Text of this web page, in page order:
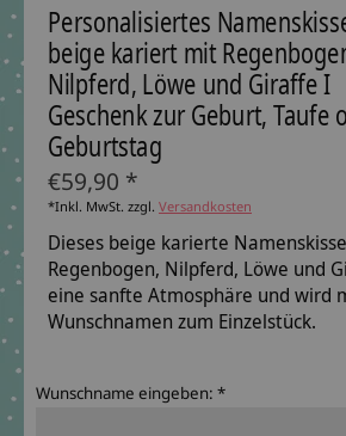
Personalisiertes
beige kariert mit
Nilpferd, Löwe und Giraffe I
Geschenk zur Geburt, Taufe
Geburtstag
€59,90 *
*Inkl. MwSt. zzgl. Versandkosten
Dieses beige karierte
Regenbogen, Nilpferd, Löwe und
eine sanfte Atmosphäre und wird
Wunschnamen zum Einzelstück.
Wunschname eingeben: *